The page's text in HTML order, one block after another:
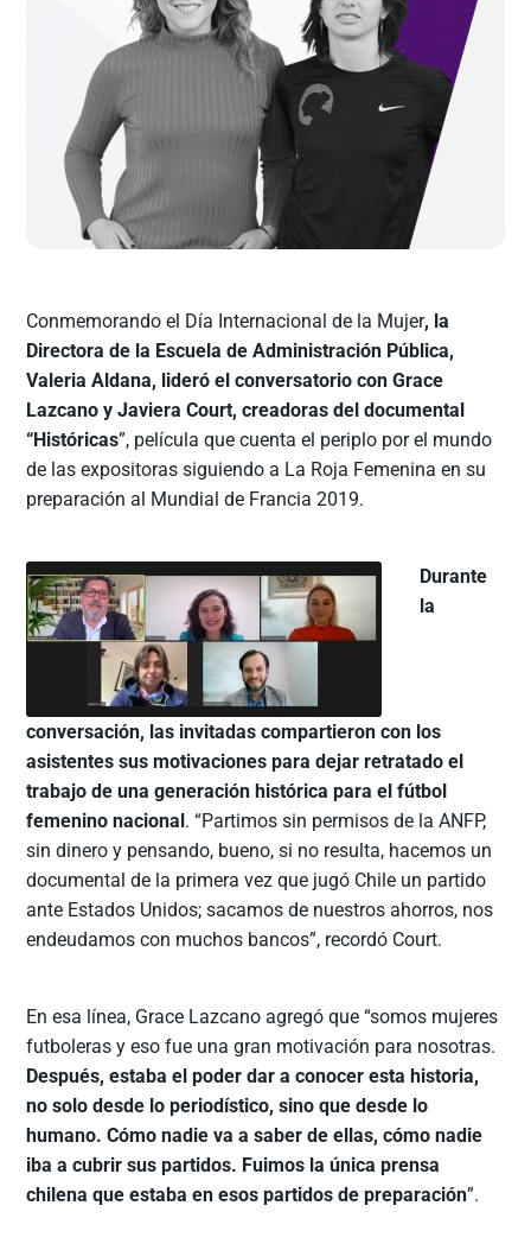
Conmemorando el Día Internacional de la Mujer, la
Directora de la Escuela de Administración Pública,
Valeria Aldana, lideró el conversatorio con Grace
Lazcano y Javiera Court, creadoras del documental
“Históricas”, película que cuenta el periplo por el mundo
de las expositoras siguiendo a La Roja Femenina en su
preparación al Mundial de Francia 2019.
Durante
la
conversación, las invitadas compartieron con los
asistentes sus motivaciones para dejar retratado el
trabajo de una generación histórica para el fútbol
femenino nacional. “Partimos sin permisos de la ANFP,
sin dinero y pensando, bueno, si no resulta, hacemos un
documental de la primera vez que jugó Chile un partido
ante Estados Unidos; sacamos de nuestros ahorros, nos
endeudamos con muchos bancos”, recordó Court.
En esa línea, Grace Lazcano agregó que “somos mujeres
futboleras y eso fue una gran motivación para nosotras.
Después, estaba el poder dar a conocer esta historia,
no solo desde lo periodístico, sino que desde lo
humano. Cómo nadie va a saber de ellas, cómo nadie
iba a cubrir sus partidos. Fuimos la única prensa
chilena que estaba en esos partidos de preparación”.